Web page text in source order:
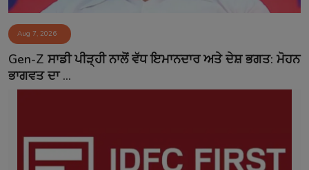
Aug 7, 2026
Gen-Z ਸਾਡੀ ਪੀੜ੍ਹੀ ਨਾਲੋਂ ਵੱਧ ਇਮਾਨਦਾਰ ਅਤੇ ਦੇਸ਼ ਭਗਤ: ਮੋਹਨ
ਭਾਗਵਤ ਦਾ ...